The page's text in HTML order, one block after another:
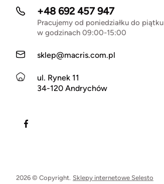
+48 692 457 947
Pracujemy od poniedziałku do piątku
w godzinach 09:00-15:00
sklep@macris.com.pl
ul. Rynek 11
34-120 Andrychów
2026 © Copyright. Sklepy internetowe Selesto